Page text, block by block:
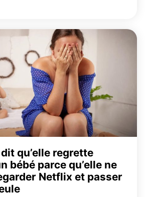
qu’elle regrette
bébé parce qu’elle ne
Netflix et passer